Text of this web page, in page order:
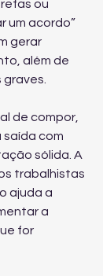
ou
um acordo”
gerar
além de
de compor,
com
sólida. A
trabalhistas
ajuda a
a
for